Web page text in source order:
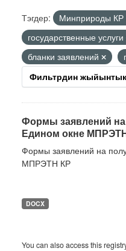
Тэгдер:
Минприроды КР
государственные услуги
бланки заявлений
Фильтрдин
Формы заявлений на
Едином окне
Формы заявлений на
МПРЭТН КР
DOCX
You can also access this